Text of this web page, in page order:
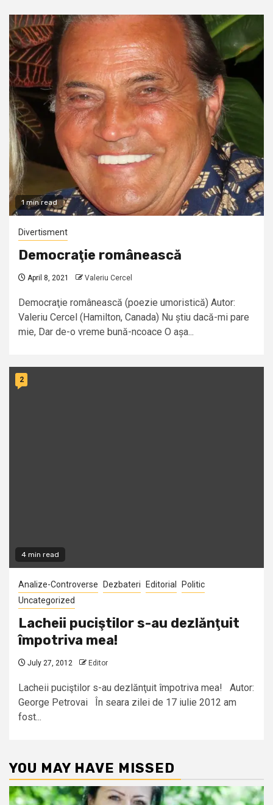
1 min read
Divertisment
Democraţie românească
April 8, 2021 Valeriu Cercel
Democraţie românească (poezie umoristică) Autor:
Valeriu Cercel (Hamilton, Canada) Nu știu dacă-mi pare
mie, Dar de-o vreme bună-ncoace O așa...
4 min read
2
Analize-Controverse Dezbateri Editorial
Politic
Uncategorized
Lacheii puciştilor s-au dezlănţuit
împotriva mea!
July 27, 2012 Editor
Lacheii puciştilor s-au dezlănţuit împotriva mea! Autor:
George Petrovai În seara zilei de 17 iulie 2012 am
fost...
YOU MAY HAVE MISSED